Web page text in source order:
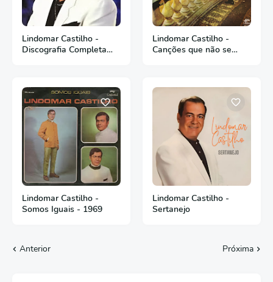
Lindomar Castilho -
Discografia Completa
Lindomar Castilho -
Canções que não se
Lindomar Castilho -
Somos Iguais - 1969
Lindomar Castilho -
Sertanejo
Anterior Próxima